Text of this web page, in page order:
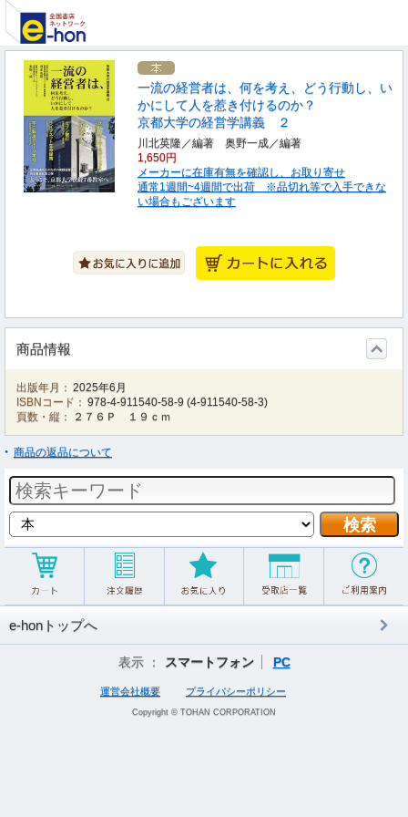
一流の経営者は、何を考え、どう行動し、い
かにして人を惹き付けるのか？
京都大学の経営学講義 ２
川北英隆／編著 奥野一成／編著
1,650円
メーカーに在庫有無を確認し、お取り寄せ
通常1週間~4週間で出荷 ※品切れ等で入手できな
い場合もございます
商品情報
出版年月： 2025年6月
ISBNコード： 978-4-911540-58-9 (4-911540-58-3)
頁数・縦：
２７６Ｐ １９ｃｍ
商品の返品について
e-honトップへ
表示 ： スマートフォン PC
運営会社概要 プライバシーポリシー
Copyright © TOHAN CORPORATION